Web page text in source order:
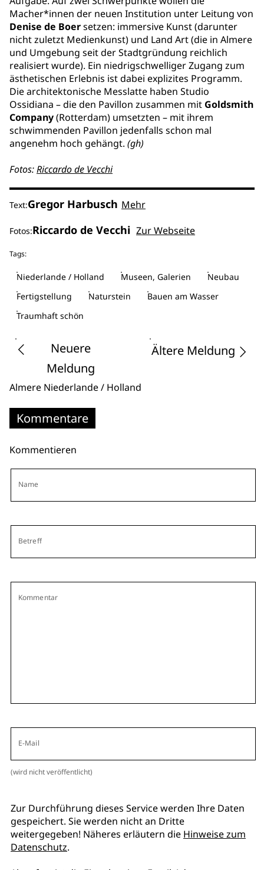
Macher*innen der neuen Institution unter Leitung von
Denise de Boersetzen: immersive Kunst (darunter
nicht zuletzt Medienkunst) und Land Art (die in Almere
und Umgebung seit der Stadtgründung reichlich
realisiert wurde). Ein niedrigschwelliger Zugang zum
ästhetischen Erlebnis ist dabei explizites Programm.
Die architektonische Messlatte haben Studio
Ossidiana – die den Pavillon zusammen mit Goldsmith
Company(Rotterdam) umsetzten – mit ihrem
schwimmenden Pavillon jedenfalls schon mal
angenehm hoch gehängt. (gh)
Fotos:Riccardo de Vecchi
Text:Gregor Harbusch Mehr
Fotos:Riccardo de Vecchi Zur Webseite
Tags:
Niederlande / Holland Museen, Galerien
Neubau
Fertigstellung
Naturstein
Bauen am Wasser
Traumhaft schön
Neuere
Meldung
Ältere Meldung
Almere Niederlande / Holland
Kommentare
Kommentieren
Name
Betreff
Kommentar
E-Mail
(wird nicht veröffentlicht)
Zur Durchführung dieses Service werden Ihre Daten
gespeichert. Sie werden nicht an Dritte
weitergegeben! Näheres erläutern die Hinweise zum
Datenschutz.